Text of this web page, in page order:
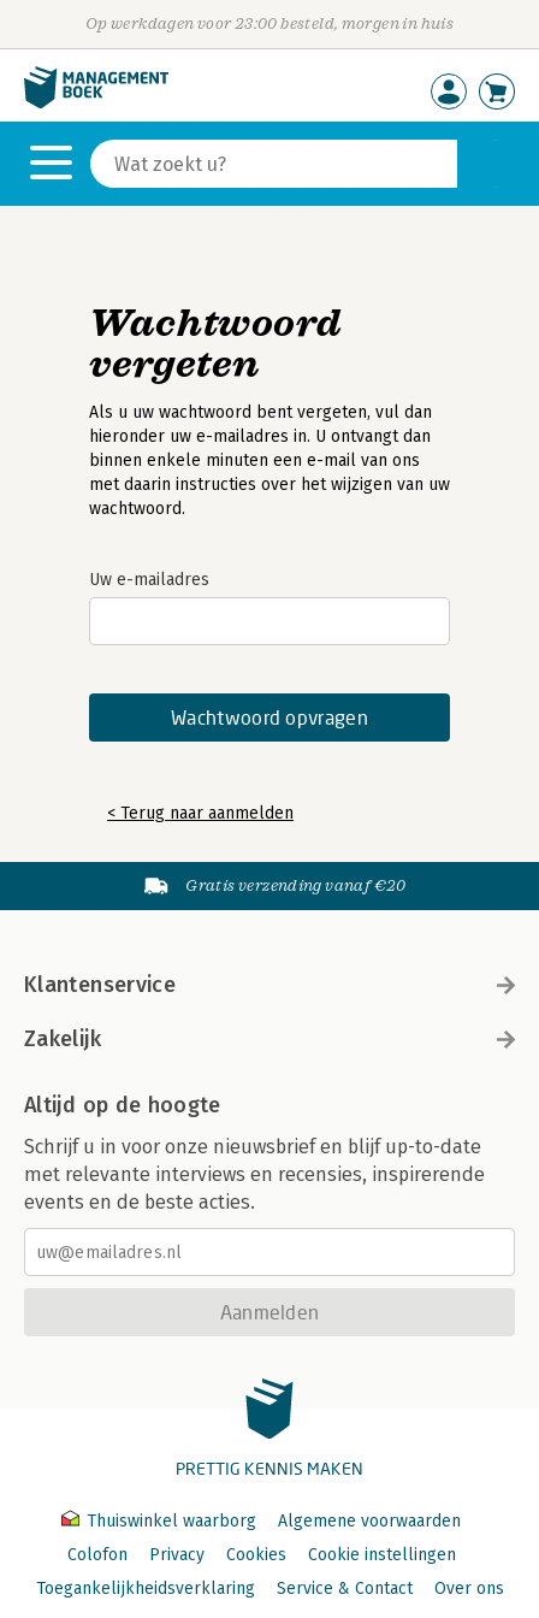
Op werkdagen voor 23:00 besteld, morgen in huis
Wachtwoord
vergeten
Als u uw wachtwoord bent vergeten, vul dan
hieronder uw e-mailadres in. U ontvangt dan
binnen enkele minuten een e-mail van ons
met daarin instructies over het wijzigen van uw
wachtwoord.
Uw e-mailadres
< Terug naar aanmelden
Gratis verzending vanaf €20
Klantenservice
Zakelijk
Altijd op de hoogte
Schrijf u in voor onze nieuwsbrief en blijf up-to-date
met relevante interviews en recensies, inspirerende
events en de beste acties.
Aanmelden
PRETTIG KENNIS MAKEN
Thuiswinkel waarborg
Algemene voorwaarden
Colofon
Privacy Cookies
Cookie instellingen
Toegankelijkheidsverklaring
Service & Contact Over ons